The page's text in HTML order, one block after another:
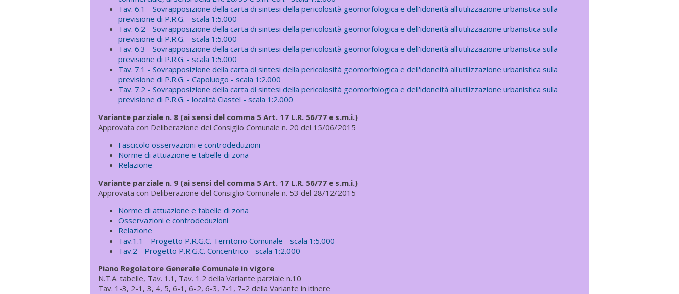
Tav. 6.1 - Sovrapposizione della carta di sintesi della pericolosità geomorfologica e dell'idoneità all'utilizzazione urbanistica sulla
previsione di P.R.G. - scala 1:5.000
Tav. 6.2 - Sovrapposizione della carta di sintesi della pericolosità geomorfologica e dell'idoneità all'utilizzazione urbanistica sulla
previsione di P.R.G. - scala 1:5.000
Tav. 6.3 - Sovrapposizione della carta di sintesi della pericolosità geomorfologica e dell'idoneità all'utilizzazione urbanistica sulla
previsione di P.R.G. - scala 1:5.000
Tav. 7.1 - Sovrapposizione della carta di sintesi della pericolosità geomorfologica e dell'idoneità all'utilizzazione urbanistica sulla
previsione di P.R.G. - Capoluogo - scala 1:2.000
Tav. 7.2 - Sovrapposizione della carta di sintesi della pericolosità geomorfologica e dell'idoneità all'utilizzazione urbanistica sulla
previsione di P.R.G. - località Ciastel - scala 1:2.000
Variante parziale n. 8 (ai sensi del comma 5 Art. 17 L.R. 56/77 e s.m.i.)
Approvata con Deliberazione del Consiglio Comunale n. 20 del 15/06/2015
Fascicolo osservazioni e controdeduzioni
Norme di attuazione e tabelle di zona
Relazione
Variante parziale n. 9 (ai sensi del comma 5 Art. 17 L.R. 56/77 e s.m.i.)
Approvata con Deliberazione del Consiglio Comunale n. 53 del 28/12/2015
Norme di attuazione e tabelle di zona
Osservazioni e controdeduzioni
Relazione
Tav.1.1 - Progetto P.R.G.C. Territorio Comunale - scala 1:5.000
Tav.2 - Progetto P.R.G.C. Concentrico - scala 1:2.000
Piano Regolatore Generale Comunale in vigore
N.T.A. tabelle, Tav. 1.1, Tav. 1.2 della Variante parziale n.10
Tav. 1-3, 2-1, 3, 4, 5, 6-1, 6-2, 6-3, 7-1, 7-2 della Variante in itinere